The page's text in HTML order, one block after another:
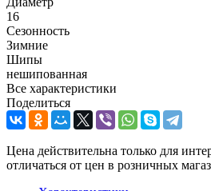
16
Сезонность
Зимние
Шипы
нешипованная
Все характеристики
Поделиться
Цена действительна только для
отличаться от цен в розничных